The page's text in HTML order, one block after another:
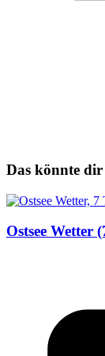
Das könnte
Ostsee Wetter